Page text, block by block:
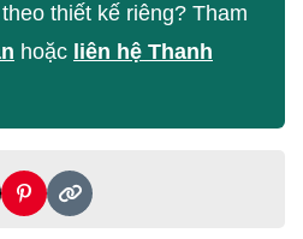
thiết kế riêng? Tham
hoặc liên hệ Thanh